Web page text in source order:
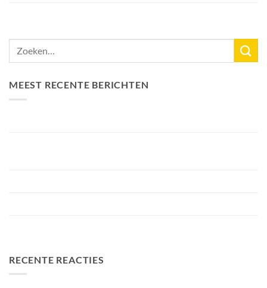
MEEST RECENTE BERICHTEN
RECENTE REACTIES